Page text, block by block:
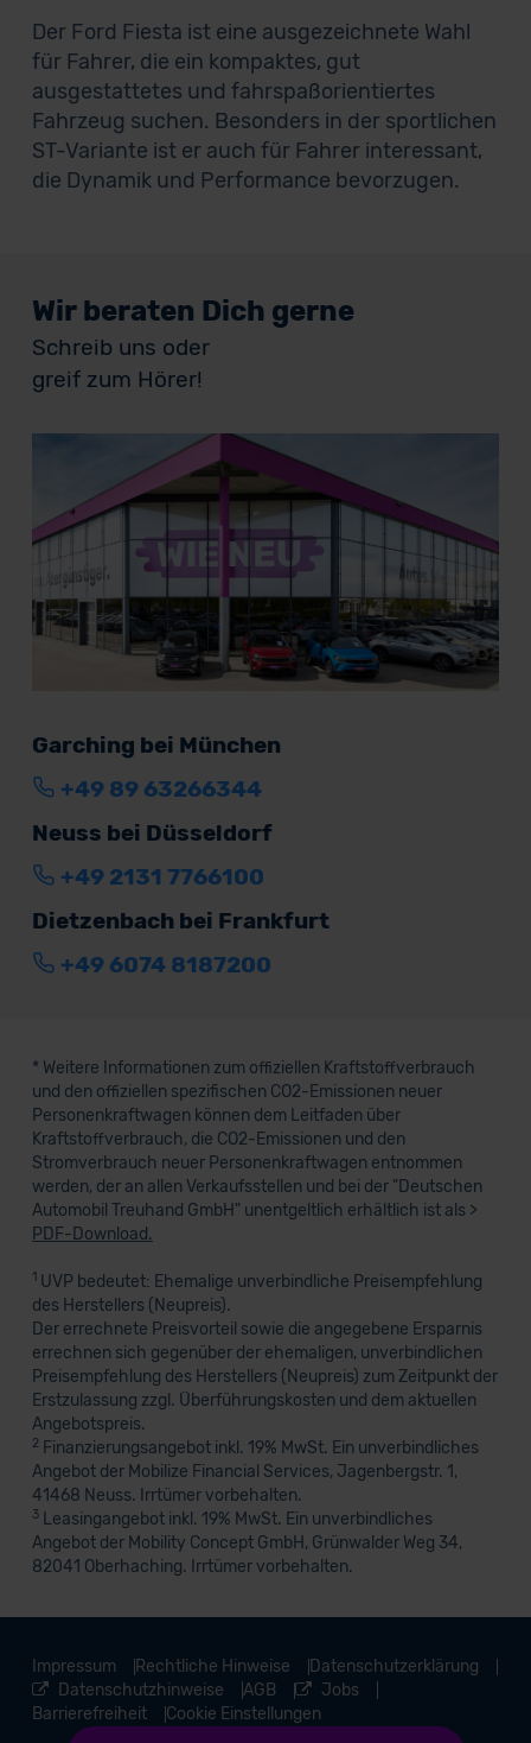
Der Ford Fiesta ist eine ausgezeichnete Wahl
für Fahrer, die ein kompaktes, gut
ausgestattetes und fahrspaßorientiertes
Fahrzeug suchen. Besonders in der sportlichen
ST-Variante ist er auch für Fahrer interessant,
die Dynamik und Performance bevorzugen.
Wir beraten Dich gerne
Schreib uns oder
greif zum Hörer!
Garching bei München
+49 89 63266344
Neuss bei Düsseldorf
+49 2131 7766100
Dietzenbach bei Frankfurt
+49 6074 8187200
* Weitere Informationen zum offiziellen Kraftstoffverbrauch
und den offiziellen spezifischen CO2-Emissionen neuer
Personenkraftwagen können dem Leitfaden über
Kraftstoffverbrauch, die CO2-Emissionen und den
Stromverbrauch neuer Personenkraftwagen entnommen
werden, der an allen Verkaufsstellen und bei der "Deutschen
Automobil Treuhand GmbH" unentgeltlich erhältlich ist als >
PDF-Download.
1UVP bedeutet: Ehemalige unverbindliche Preisempfehlung
des Herstellers (Neupreis).
Der errechnete Preisvorteil sowie die angegebene Ersparnis
errechnen sich gegenüber der ehemaligen, unverbindlichen
Preisempfehlung des Herstellers (Neupreis) zum Zeitpunkt der
Erstzulassung zzgl. Überführungskosten und dem aktuellen
Angebotspreis.
2 Finanzierungsangebot inkl. 19% MwSt. Ein unverbindliches
Angebot der Mobilize Financial Services, Jagenbergstr. 1,
41468 Neuss. Irrtümer vorbehalten.
3Leasingangebot inkl. 19% MwSt. Ein unverbindliches
Angebot der Mobility Concept GmbH, Grünwalder Weg 34,
82041 Oberhaching. Irrtümer vorbehalten.
Impressum Rechtliche Hinweise
Datenschutzerklärung
Datenschutzhinweise
AGB
Jobs
Barrierefreiheit
Cookie Einstellungen